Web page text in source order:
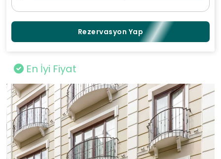
Rezervasyon Yap
En İyi Fiyat